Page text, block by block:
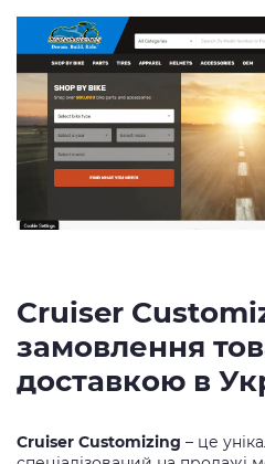
Cruiser
замовлення
доставкою в
Cruiser Customizing – це